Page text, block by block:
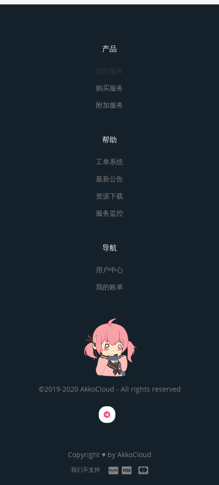
产品
我的服务
购买服务
附加服务
帮助
工单系统
最新公告
资源下载
服务监控
导航
用户中心
我的账单
©2019-2020 AkkoCloud - All rights reserved
Copyright ♥ by AkkoCloud
我们不支持